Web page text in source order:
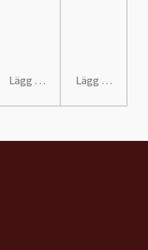
Lägg till i varukorgLägg till i